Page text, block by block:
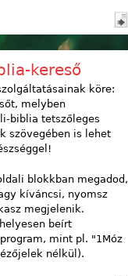
kereső
köre:
melyben
biblia tetszőleges
szövegében is lehet
blokkban megadod,
kíváncsi, nyomsz
megjelenik.
beírt
mint pl. "1Móz
nélkül).